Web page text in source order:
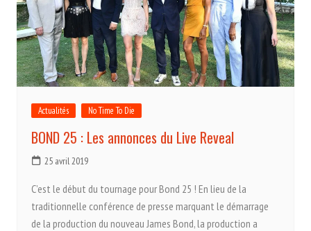
Actualités No Time To Die
BOND 25 : Les annonces du Live Reveal
25 avril 2019
C’est le début du tournage pour Bond 25 ! En lieu de la
traditionnelle conférence de presse marquant le démarrage
de la production du nouveau James Bond, la production a